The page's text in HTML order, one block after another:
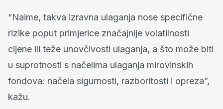
“Naime, takva izravna ulaganja nose specifične
rizike poput primjerice značajnije volatilnosti
cijene ili teže unovčivosti ulaganja, a što može biti
u suprotnosti s načelima ulaganja mirovinskih
fondova: načela sigurnosti, razboritosti i opreza”,
kažu.